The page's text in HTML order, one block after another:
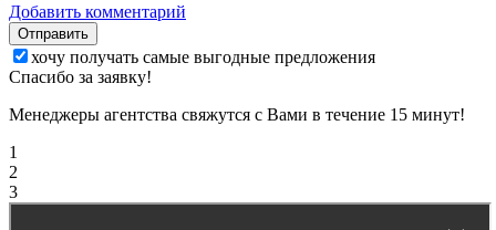
Добавить комментарий
Отправить
хочу получать самые выгодные предложения
Спасибо за заявку!
Менеджеры агентства свяжутся с Вами в течение 15 минут!
1
2
3